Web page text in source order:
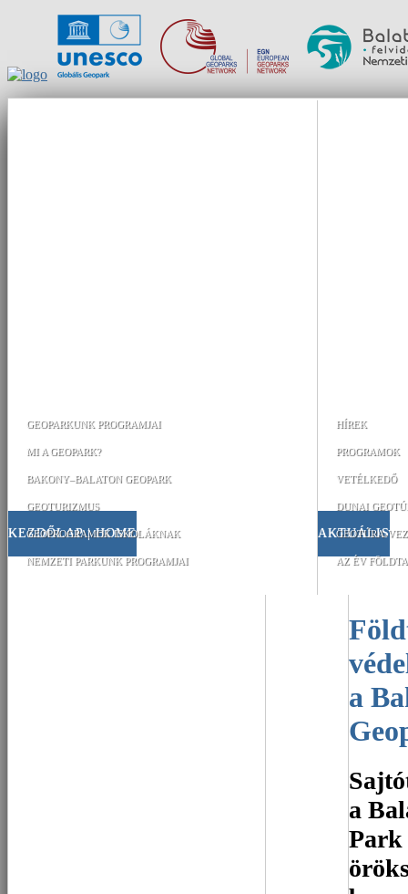
KEZDŐLAP | HOME
GEOPARKUNK PROGRAMJAI
MI A GEOPARK?
BAKONY–BALATON GEOPARK
GEOTURIZMUS
GEOPROGRAMOK ISKOLÁKNAK
NEMZETI PARKUNK PROGRAMJAI
AKTUÁLIS
HÍREK
PROGRAMOK
VETÉLKEDŐ
DUNAI
GEOTÚRA-
AZ ÉV
Földtani örökségünk
a
a
Park